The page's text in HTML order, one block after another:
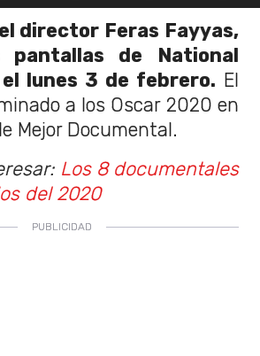
director Feras Fayyas,
de National
el lunes 3 de febrero. El
a los Oscar 2020 en
Mejor Documental.
Los 8 documentales
del 2020